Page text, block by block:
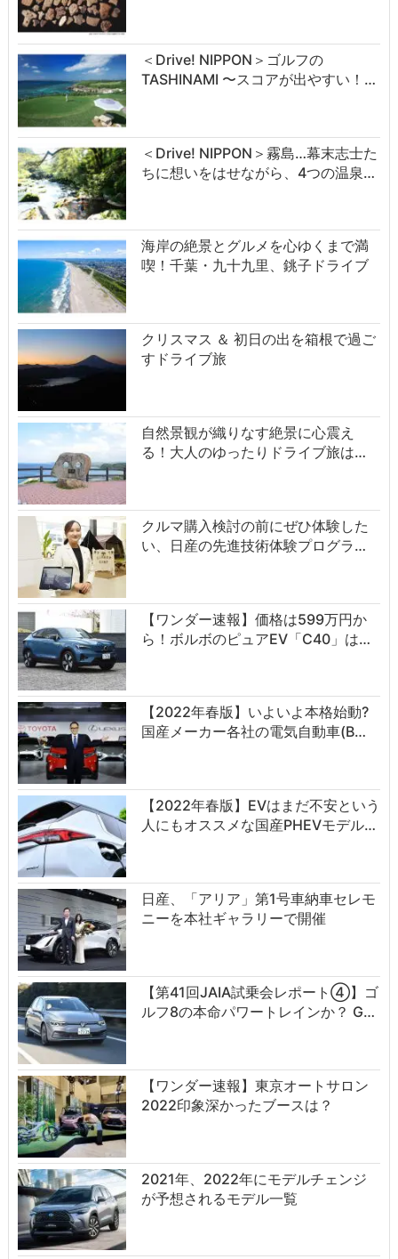
＜Drive! NIPPON＞ゴルフの
TASHINAMI 〜スコアが出やすい！…
＜Drive! NIPPON＞霧島…幕末志士た
ちに想いをはせながら、4つの温泉…
海岸の絶景とグルメを心ゆくまで満
喫！千葉・九十九里、銚子ドライブ
クリスマス ＆ 初日の出を箱根で過ご
すドライブ旅
自然景観が織りなす絶景に心震え
る！大人のゆったりドライブ旅は…
クルマ購入検討の前にぜひ体験した
い、日産の先進技術体験プログラ…
【ワンダー速報】価格は599万円か
ら！ボルボのピュアEV「C40」は…
【2022年春版】いよいよ本格始動?
国産メーカー各社の電気自動車(B…
【2022年春版】EVはまだ不安という
人にもオススメな国産PHEVモデル…
日産、「アリア」第1号車納車セレモ
ニーを本社ギャラリーで開催
【第41回JAIA試乗会レポート④】ゴ
ルフ8の本命パワートレインか？ G…
【ワンダー速報】東京オートサロン
2022印象深かったブースは？
2021年、2022年にモデルチェンジ
が予想されるモデル一覧